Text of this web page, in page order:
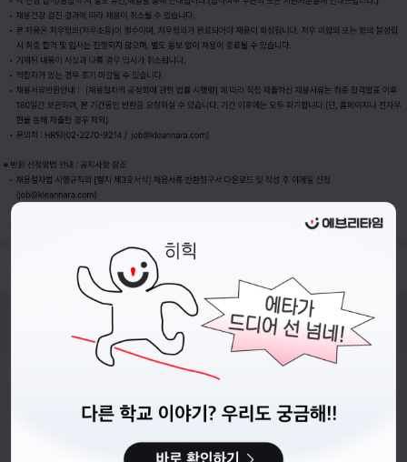
- 접수기간 : 26.04.28.(화) ~ 26.05.08.(금) 23:59 까지
서울특별시 마포구 양화로 113, 5층
사업자등록번호 : 572-87-02009
개인정보처리방침 커뮤니티이용규칙 공지사항